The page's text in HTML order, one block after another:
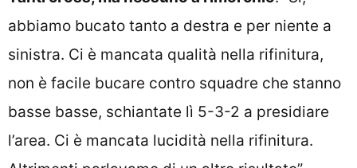
abbiamo bucato tanto a destra e per niente a
sinistra. Ci è mancata qualità nella rifinitura,
non è facile bucare contro squadre che stanno
basse basse, schiantate lì 5-3-2 a presidiare
l’area. Ci è mancata lucidità nella rifinitura.